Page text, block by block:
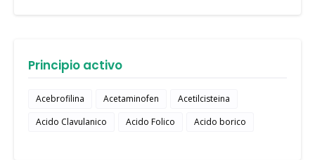
Principio activo
Acebrofilina Acetaminofen
Acetilcisteina
Acido Clavulanico
Acido Folico Acido borico